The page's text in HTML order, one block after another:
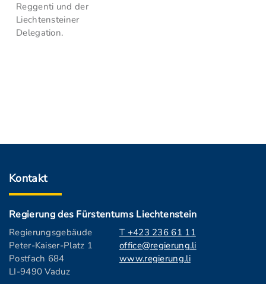
Reggenti und der
Liechtensteiner
Delegation.
Kontakt
Regierung des Fürstentums Liechtenstein
Regierungsgebäude
Peter-Kaiser-Platz 1
Postfach 684
LI-9490 Vaduz
T +423 236 61 11
office@regierung.li
www.regierung.li